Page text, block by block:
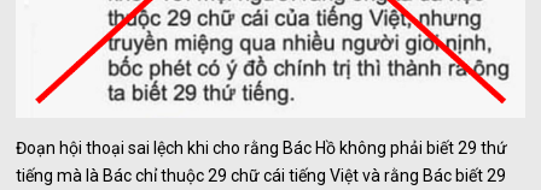
Đoạn hội thoại sai lệch khi cho rằng Bác Hồ không phải biết 29 thứ
tiếng mà là Bác chỉ thuộc 29 chữ cái tiếng Việt và rằng Bác biết 29